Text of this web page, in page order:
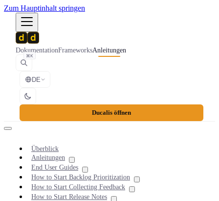
Zum Hauptinhalt springen
DokumentationFrameworksAnleitungen
⌘K
DE
Ducalis öffnen
Überblick
Anleitungen
End User Guides
How to Start Backlog Prioritization
How to Start Collecting Feedback
How to Start Release Notes